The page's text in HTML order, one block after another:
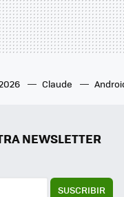
Claude
NEWSLETTER
SUSCRIBIR